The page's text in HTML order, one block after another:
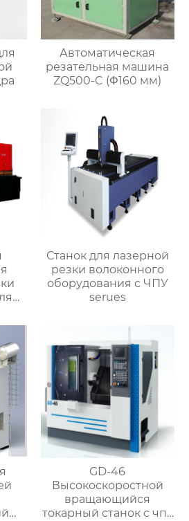
Автоматическая
резательная машина
ZQ500-C (Φ160 мм)
Станок для лазерной
резки волоконного
оборудования с ЧПУ
serues
GD-46
Высокоскоростной
вращающийся
токарный станок с чпу